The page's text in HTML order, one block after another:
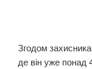
Згодом
де він уже понад